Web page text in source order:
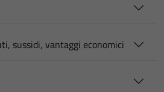
sussidi, vantaggi economici